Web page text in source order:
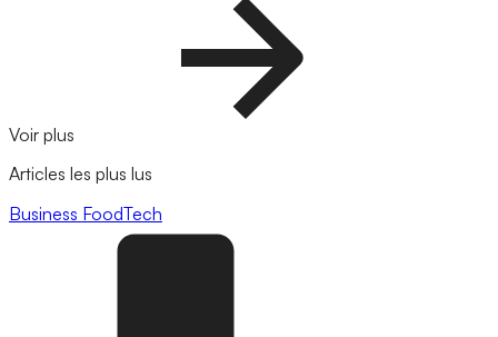
Voir plus
Articles les plus lus
Business FoodTech